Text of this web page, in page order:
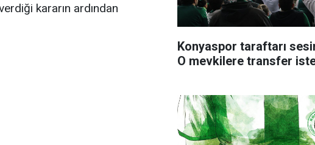
kararın ardından
Konyaspor taraftarı
O mevkilere transfer